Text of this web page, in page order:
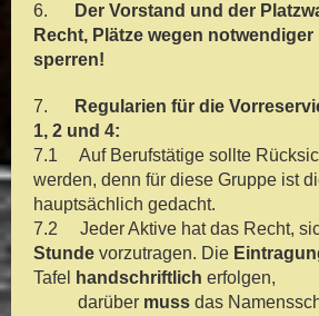
6.
Der Vorstand und der
Recht, Plätze wegen
sperren!
7.
Regularien für die
1, 2 und 4:
7.1 Auf Berufstätige sollte
werden, denn für diese Gruppe ist
hauptsächlich gedacht.
7.2 Jeder Aktive hat das Recht,
Stunde vorzutragen. Die
Tafel
handschriftlich erfolgen,
darüber muss das